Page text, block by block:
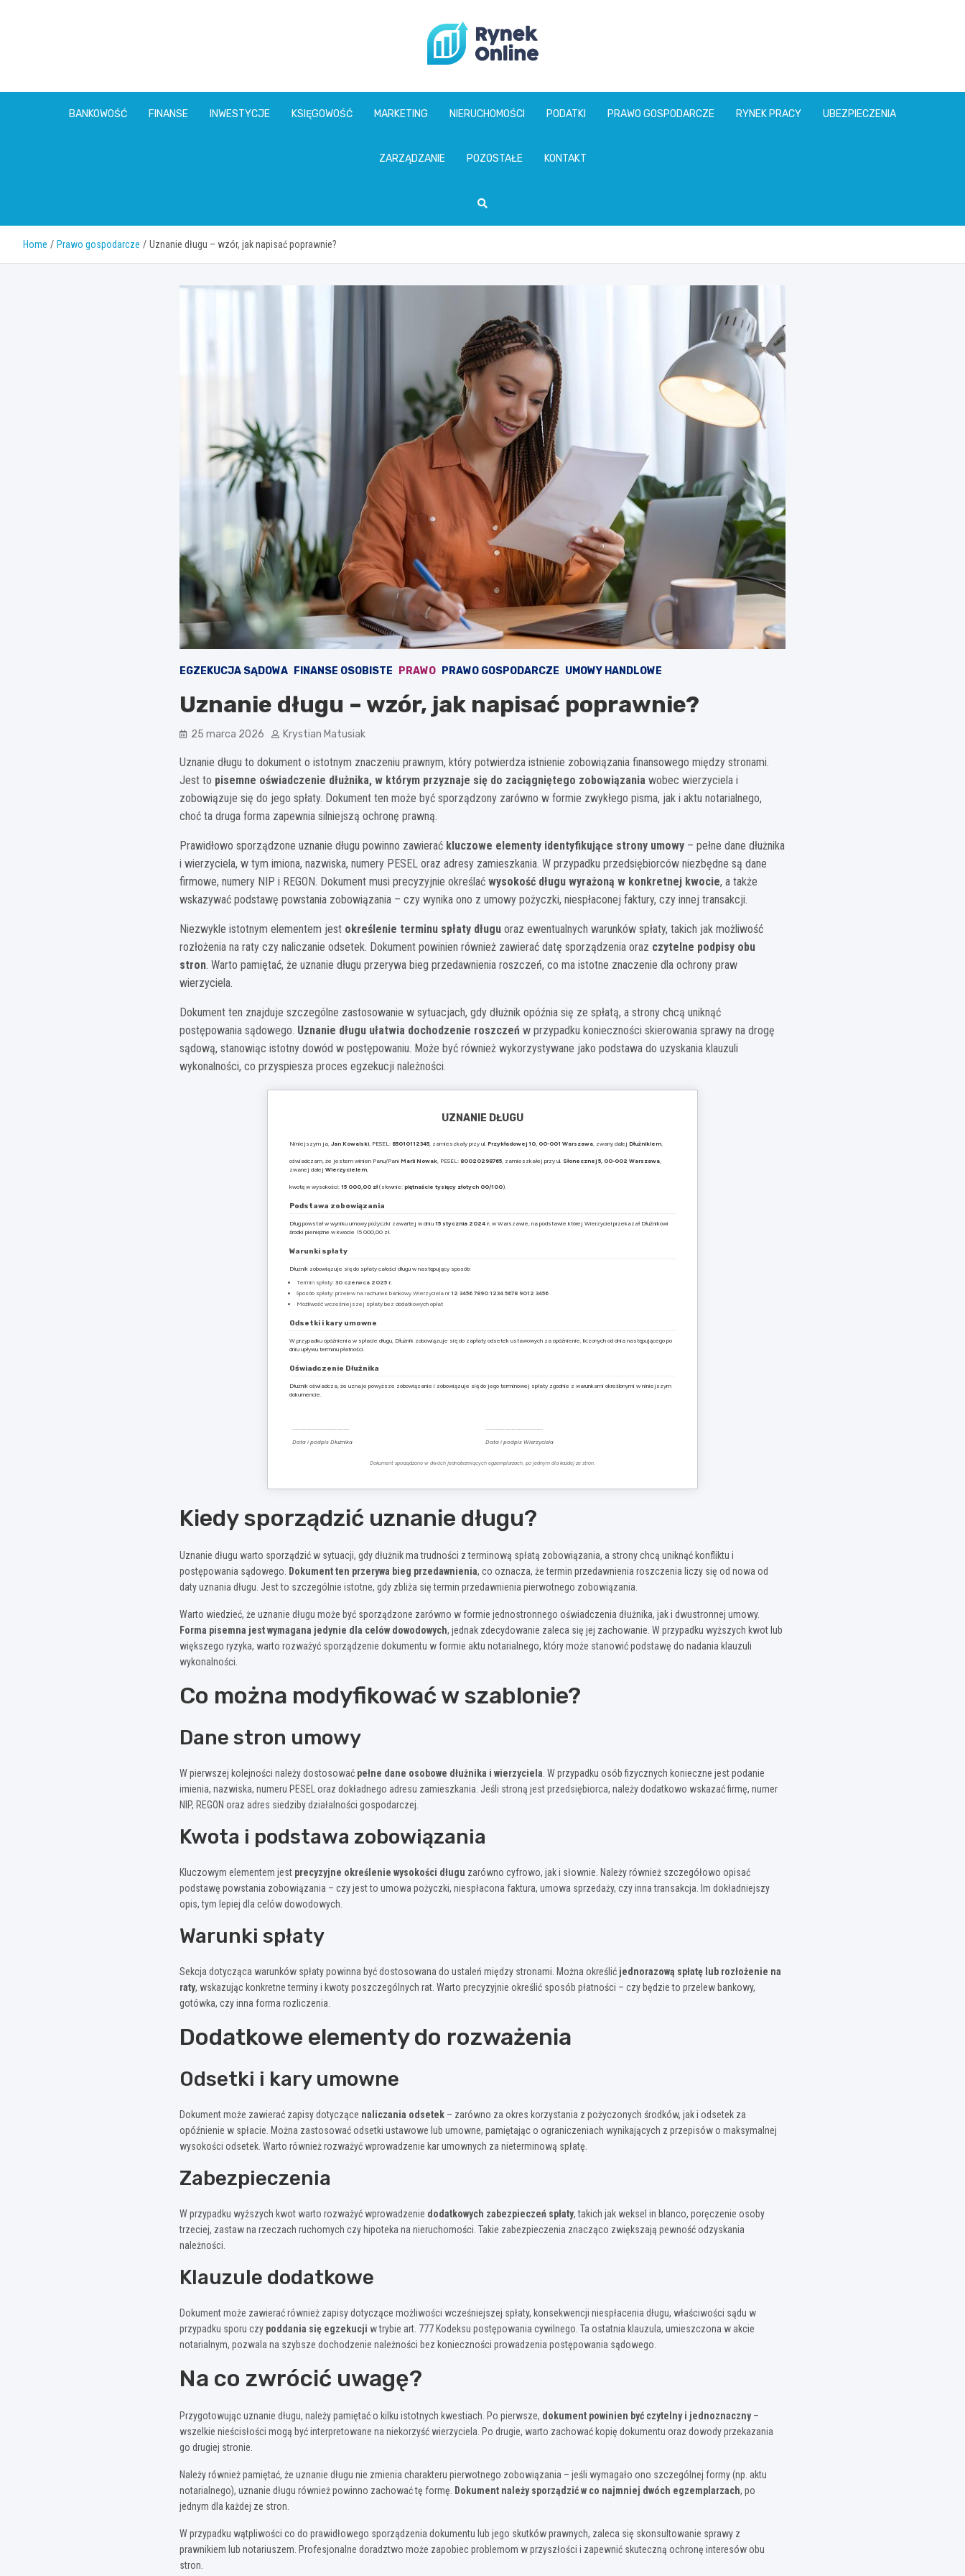
www.rynekonline.pl
BANKOWOŚĆ FINANSE INWESTYCJE KSIĘGOWOŚĆ MARKETING NIERUCHOMOŚCI PODATKI PRAWO GOSPODARCZE RYNEK PRACY UBEZPIECZENIA
ZARZĄDZANIE POZOSTAŁE KONTAKT
Home Prawo gospodarcze Uznanie długu – wzór, jak napisać poprawnie?
EGZEKUCJA SĄDOWA FINANSE OSOBISTE PRAWO PRAWO GOSPODARCZE UMOWY HANDLOWE
Uznanie długu – wzór, jak napisać poprawnie?
25 marca 2026 Krystian Matusiak
Uznanie długu to dokument o istotnym znaczeniu prawnym, który potwierdza istnienie zobowiązania finansowego między stronami.
Jest to pisemne oświadczenie dłużnika, w którym przyznaje się do zaciągniętego zobowiązania wobec wierzyciela i
zobowiązuje się do jego spłaty. Dokument ten może być sporządzony zarówno w formie zwykłego pisma, jak i aktu notarialnego,
choć ta druga forma zapewnia silniejszą ochronę prawną.
Prawidłowo sporządzone uznanie długu powinno zawierać kluczowe elementy identyfikujące strony umowy – pełne dane dłużnika
i wierzyciela, w tym imiona, nazwiska, numery PESEL oraz adresy zamieszkania. W przypadku przedsiębiorców niezbędne są dane
firmowe, numery NIP i REGON. Dokument musi precyzyjnie określaćwysokość długu wyrażoną w konkretnej kwocie, a także
wskazywać podstawę powstania zobowiązania – czy wynika ono z umowy pożyczki, niespłaconej faktury, czy innej transakcji.
Niezwykle istotnym elementem jest określenie terminu spłaty długu oraz ewentualnych warunków spłaty, takich jak możliwość
rozłożenia na raty czy naliczanie odsetek. Dokument powinien również zawierać datę sporządzenia oraz czytelne podpisy obu
stron. Warto pamiętać, że uznanie długu przerywa bieg przedawnienia roszczeń, co ma istotne znaczenie dla ochrony praw
wierzyciela.
Dokument ten znajduje szczególne zastosowanie w sytuacjach, gdy dłużnik opóźnia się ze spłatą, a strony chcą uniknąć
postępowania sądowego. Uznanie długu ułatwia dochodzenie roszczeń w przypadku konieczności skierowania sprawy na drogę
sądową, stanowiąc istotny dowód w postępowaniu. Może być również wykorzystywane jako podstawa do uzyskania klauzuli
wykonalności, co przyspiesza proces egzekucji należności.
UZNANIE DŁUGU
Niniejszym ja, Jan Kowalski, PESEL: 85010112345, zamieszkały przy ul. Przykładowej 10, 00-001 Warszawa, zwany dalej Dłużnikiem,
oświadczam, że jestem winien Panu/Pani Marii Nowak, PESEL: 80020298765, zamieszkałej przy ul. Słonecznej 5, 00-002 Warszawa,
zwanej dalej Wierzycielem,
kwotę w wysokości: 15 000,00 zł(słownie: piętnaście tysięcy złotych 00/100).
Podstawa zobowiązania
Dług powstał w wyniku umowy pożyczki zawartej w dniu 15 stycznia 2024 r.w Warszawie, na podstawie której Wierzyciel przekazał Dłużnikowi
środki pieniężne w kwocie 15 000,00 zł.
Warunki spłaty
Dłużnik zobowiązuje się do spłaty całości długu w następujący sposób:
Termin spłaty: 30 czerwca 2025 r.
Sposób spłaty: przelew na rachunek bankowy Wierzyciela nr12 3456 7890 1234 5678 9012 3456
Możliwość wcześniejszej spłaty bez dodatkowych opłat
Odsetki i kary umowne
W przypadku opóźnienia w spłacie długu, Dłużnik zobowiązuje się do zapłaty odsetek ustawowych za opóźnienie, liczonych od dnia następującego po
dniu upływu terminu płatności.
Oświadczenie Dłużnika
Dłużnik oświadcza, że uznaje powyższe zobowiązanie i zobowiązuje się do jego terminowej spłaty zgodnie z warunkami określonymi w niniejszym
dokumencie.
…………………………………………
…………………………………………
Data i podpis Dłużnika
Data i podpis Wierzyciela
Dokument sporządzono w dwóch jednobrzmiących egzemplarzach, po jednym dla każdej ze stron.
Kiedy sporządzić uznanie długu?
Uznanie długu warto sporządzić w sytuacji, gdy dłużnik ma trudności z terminową spłatą zobowiązania, a strony chcą uniknąć konfliktu i
postępowania sądowego.
Dokument ten przerywa bieg przedawnienia, co oznacza, że termin przedawnienia roszczenia liczy się od nowa od
daty uznania długu. Jest to szczególnie istotne, gdy zbliża się termin przedawnienia pierwotnego zobowiązania.
Warto wiedzieć, że uznanie długu może być sporządzone zarówno w formie jednostronnego oświadczenia dłużnika, jak i dwustronnej umowy.
Forma pisemna jest wymagana jedynie dla celów dowodowych, jednak zdecydowanie zaleca się jej zachowanie. W przypadku wyższych kwot lub
większego ryzyka, warto rozważyć sporządzenie dokumentu w formie aktu notarialnego, który może stanowić podstawę do nadania klauzuli
wykonalności.
Co można modyfikować w szablonie?
Dane stron umowy
W pierwszej kolejności należy dostosować pełne dane osobowe dłużnika i wierzyciela . W przypadku osób fizycznych konieczne jest podanie
imienia, nazwiska, numeru PESEL oraz dokładnego adresu zamieszkania. Jeśli stroną jest przedsiębiorca, należy dodatkowo wskazać firmę, numer
NIP, REGON oraz adres siedziby działalności gospodarczej.
Kwota i podstawa zobowiązania
Kluczowym elementem jest precyzyjne określenie wysokości długu zarówno cyfrowo, jak i słownie. Należy również szczegółowo opisać
podstawę powstania zobowiązania – czy jest to umowa pożyczki, niespłacona faktura, umowa sprzedaży, czy inna transakcja. Im dokładniejszy
opis, tym lepiej dla celów dowodowych.
Warunki spłaty
Sekcja dotycząca warunków spłaty powinna być dostosowana do ustaleń między stronami. Można określić jednorazową spłatę lub rozłożenie na
raty, wskazując konkretne terminy i kwoty poszczególnych rat. Warto precyzyjnie określić sposób płatności – czy będzie to przelew bankowy,
gotówka, czy inna forma rozliczenia.
Dodatkowe elementy do rozważenia
Odsetki i kary umowne
Dokument może zawierać zapisy dotyczące naliczania odsetek – zarówno za okres korzystania z pożyczonych środków, jak i odsetek za
opóźnienie w spłacie. Można zastosować odsetki ustawowe lub umowne, pamiętając o ograniczeniach wynikających z przepisów o maksymalnej
wysokości odsetek. Warto również rozważyć wprowadzenie kar umownych za nieterminową spłatę.
Zabezpieczenia
W przypadku wyższych kwot warto rozważyć wprowadzenie dodatkowych zabezpieczeń spłaty, takich jak weksel in blanco, poręczenie osoby
trzeciej, zastaw na rzeczach ruchomych czy hipoteka na nieruchomości. Takie zabezpieczenia znacząco zwiększają pewność odzyskania
należności.
Klauzule dodatkowe
Dokument może zawierać również zapisy dotyczące możliwości wcześniejszej spłaty, konsekwencji niespłacenia długu, właściwości sądu w
przypadku sporu czy poddania się egzekucji w trybie art. 777 Kodeksu postępowania cywilnego. Ta ostatnia klauzula, umieszczona w akcie
notarialnym, pozwala na szybsze dochodzenie należności bez konieczności prowadzenia postępowania sądowego.
Na co zwrócić uwagę?
Przygotowując uznanie długu, należy pamiętać o kilku istotnych kwestiach. Po pierwsze, dokument powinien być czytelny i jednoznaczny–
wszelkie nieścisłości mogą być interpretowane na niekorzyść wierzyciela. Po drugie, warto zachować kopię dokumentu oraz dowody przekazania
go drugiej stronie.
Należy również pamiętać, że uznanie długu nie zmienia charakteru pierwotnego zobowiązania – jeśli wymagało ono szczególnej formy (np. aktu
notarialnego), uznanie długu również powinno zachować tę formę.
Dokument należy sporządzić w co najmniej dwóch egzemplarzach, po
jednym dla każdej ze stron.
W przypadku wątpliwości co do prawidłowego sporządzenia dokumentu lub jego skutków prawnych, zaleca się skonsultowanie sprawy z
prawnikiem lub notariuszem. Profesjonalne doradztwo może zapobiec problemom w przyszłości i zapewnić skuteczną ochronę interesów obu
stron.